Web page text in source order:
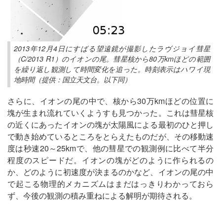
2013年12月4日にすばる望遠鏡が撮影したラヴジョイ彗星
（C/2013 R1）のイオンの尾。彗星核から80万kmほどの範囲
を繰り返し観測して時間変化を追った。時刻表示はハワイ現
地時間（提供：国立天文台。以下同）
さらに、イオンの尾の中で、核から30万kmほどの位置に
塊が生まれ流れていくようすも見つかった。これは彗星核
の近くにあったイオンの塊が太陽風による最初のひと押し
で動き始めているところをとらえたものだが、その移動速
度は秒速20～25kmで、他の彗星での観測例に比べて半分
程度のスピードだ。イオンの塊がどのように作られるの
か、どのように初速度が決まるのかなど、イオンの尾の中
で起こる物理的メカニズムはまだはっきりわかっておら
ず、今後の観測の積み重ねによる解明が期待される。